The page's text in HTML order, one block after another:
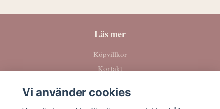
Läs mer
Köpvillkor
Kontakt
Sociala medier
Vi använder cookies